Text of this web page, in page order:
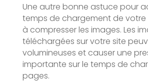
Une autre bonne astuce pour
temps de chargement de votre
à compresser les images. Les
téléchargées sur votre site
volumineuses et causer une
importante sur le temps de
pages.